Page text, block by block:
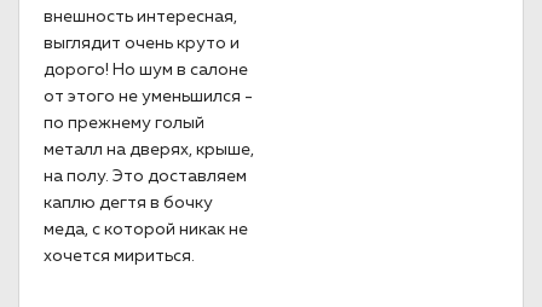
внешность интересная,
выглядит очень круто и
дорого! Но шум в салоне
от этого не уменьшился -
по прежнему голый
металл на дверях, крыше,
на полу. Это доставляем
каплю дегтя в бочку
меда, с которой никак не
хочется мириться.